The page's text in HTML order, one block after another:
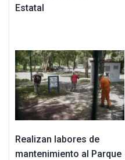
Estatal
Realizan labores de
mantenimiento al Parque